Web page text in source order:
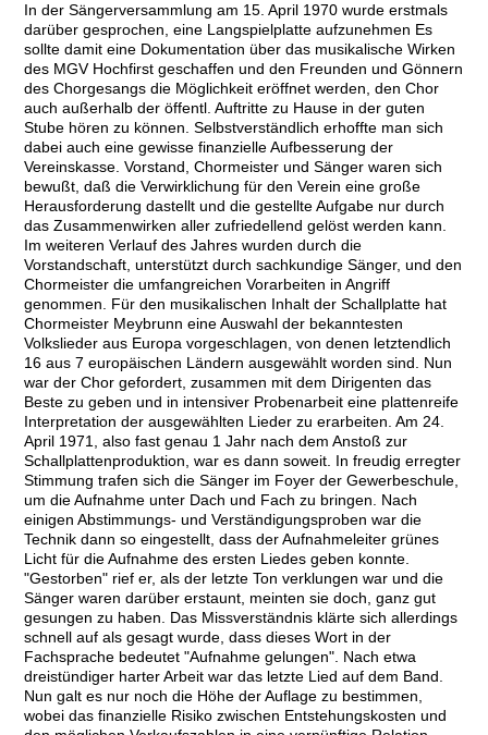
In der Sängerversammlung am 15. April 1970 wurde erstmals
darüber gesprochen, eine Langspielplatte aufzunehmen Es
sollte damit eine Dokumentation über das musikalische Wirken
des MGV Hochfirst geschaffen und den Freunden und Gönnern
des Chorgesangs die Möglichkeit eröffnet werden, den Chor
auch außerhalb der öffentl. Auftritte zu Hause in der guten
Stube hören zu können. Selbstverständlich erhoffte man sich
dabei auch eine gewisse finanzielle Aufbesserung der
Vereinskasse. Vorstand, Chormeister und Sänger waren sich
bewußt, daß die Verwirklichung für den Verein eine große
Herausforderung dastellt und die gestellte Aufgabe nur durch
das Zusammenwirken aller zufriedellend gelöst werden kann.
Im weiteren Verlauf des Jahres wurden durch die
Vorstandschaft, unterstützt durch sachkundige Sänger, und den
Chormeister die umfangreichen Vorarbeiten in Angriff
genommen. Für den musikalischen Inhalt der Schallplatte hat
Chormeister Meybrunn eine Auswahl der bekanntesten
Volkslieder aus Europa vorgeschlagen, von denen letztendlich
16 aus 7 europäischen Ländern ausgewählt worden sind. Nun
war der Chor gefordert, zusammen mit dem Dirigenten das
Beste zu geben und in intensiver Probenarbeit eine plattenreife
Interpretation der ausgewählten Lieder zu erarbeiten. Am 24.
April 1971, also fast genau 1 Jahr nach dem Anstoß zur
Schallplattenproduktion, war es dann soweit. In freudig erregter
Stimmung trafen sich die Sänger im Foyer der Gewerbeschule,
um die Aufnahme unter Dach und Fach zu bringen. Nach
einigen Abstimmungs- und Verständigungsproben war die
Technik dann so eingestellt, dass der Aufnahmeleiter grünes
Licht für die Aufnahme des ersten Liedes geben konnte.
"Gestorben" rief er, als der letzte Ton verklungen war und die
Sänger waren darüber erstaunt, meinten sie doch, ganz gut
gesungen zu haben. Das Missverständnis klärte sich allerdings
schnell auf als gesagt wurde, dass dieses Wort in der
Fachsprache bedeutet "Aufnahme gelungen". Nach etwa
dreistündiger harter Arbeit war das letzte Lied auf dem Band.
Nun galt es nur noch die Höhe der Auflage zu bestimmen,
wobei das finanzielle Risiko zwischen Entstehungskosten und